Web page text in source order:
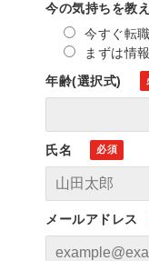
今の気持ちを教
今すぐ転
まずは情
年齢(選択式)
氏名
メールアドレス